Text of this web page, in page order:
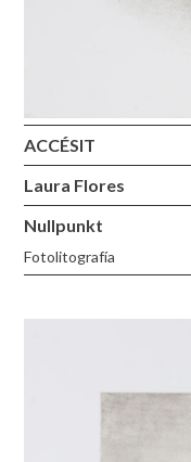
ACCÉSIT
Laura Flores
Nullpunkt
Fotolitografía